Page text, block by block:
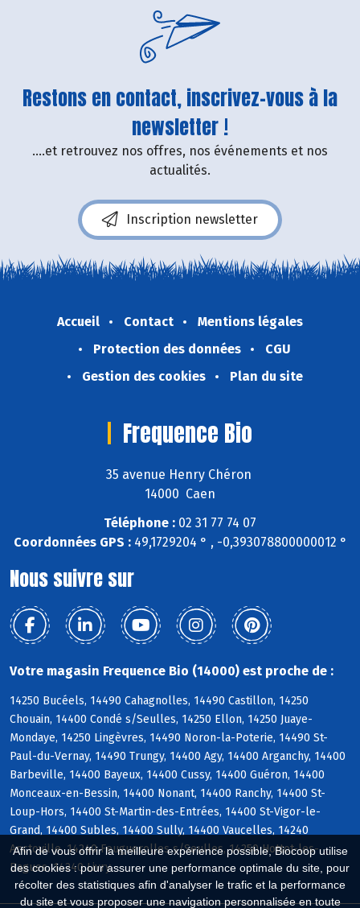
Afin de vous offrir la meilleure expérience possible, Biocoop utilise
des cookies : pour assurer une performance optimale du site, pour
récolter des statistiques afin d'analyser le trafic et la performance
du site et vous proposer une navigation personnalisée en toute
Restons en contact, inscrivez-vous à la
newsletter !
....et retrouvez nos offres, nos événements et nos
actualités.
Inscription newsletter
Accueil Contact
Mentions légales
Protection des données
CGU
Gestion des cookies
Plan du site
Frequence Bio
35 avenue Henry Chéron
14000 Caen
Téléphone : 02 31 77 74 07
Coordonnées GPS :49,1729204 ° , -0,393078800000012 °
Nous suivre sur
Votre magasin Frequence Bio (14000) est proche de :
14250 Bucéels, 14490 Cahagnolles, 14490 Castillon, 14250
Chouain, 14400 Condé s/Seulles, 14250 Ellon, 14250 Juaye-
Mondaye, 14250 Lingèvres, 14490 Noron-la-Poterie, 14490 St-
Paul-du-Vernay, 14490 Trungy, 14400 Agy, 14400 Arganchy, 14400
Barbeville, 14400 Bayeux, 14400 Cussy, 14400 Guéron, 14400
Monceaux-en-Bessin, 14400 Nonant, 14400 Ranchy, 14400 St-
Loup-Hors, 14400 St-Martin-des-Entrées, 14400 St-Vigor-le-
Grand, 14400 Subles, 14400 Sully, 14400 Vaucelles, 14240
Anctoville, 14240 Feuguerolles s/Seulles, 14250 Hottot-les-
Bagues, 14240 Livry